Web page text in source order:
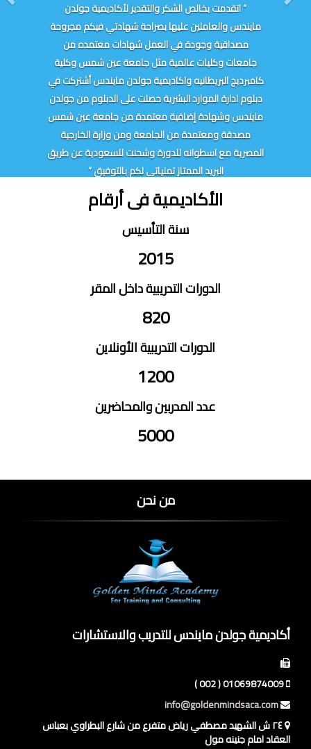
“ اتقدمت بخالص الشكر والتقدير لأكاديمية جولدن
مايندس والعاملين عليها بصراحة شهادتي فيكم مجروحة
مصداقية وجودة في العمل شهادات معتمده من
جامعات وكليات عالمية مثل جامعة عين شمس وكلية
كامبرديج البريطانيه واكاديمية جولدن مايندس أشتركت في
دبلوم ادارة الموارد البشرية حصلت على الدبلوم من جولدن
مايندس وشهادة إضافية معتمدة من جامعة عين شمس
مصدقة ومعتمدة من الجامعة ومن وزارة الخارجية
المصرية مع اسطوانه للدورة وشحنت للسعودية عن طريق
البريد الممتاز تمنياتي لكم بالتوفيق ”
الأكاديمية فى أرقام
سنة التأسيس
2015
الدورات التدريبية داخل المقر
820
الدورات التدريبية الأونلاين
1200
عدد المدربين والمحاضرين
5000
من نحن
أكاديمية جولدن مايندس للتدريب والاستشارات
info@goldenmindsaca.com
٢٤ ش الشهيد مصطفي رياض متفرع من شارع البطراوي بعباس
العقاد امام جنينه مول